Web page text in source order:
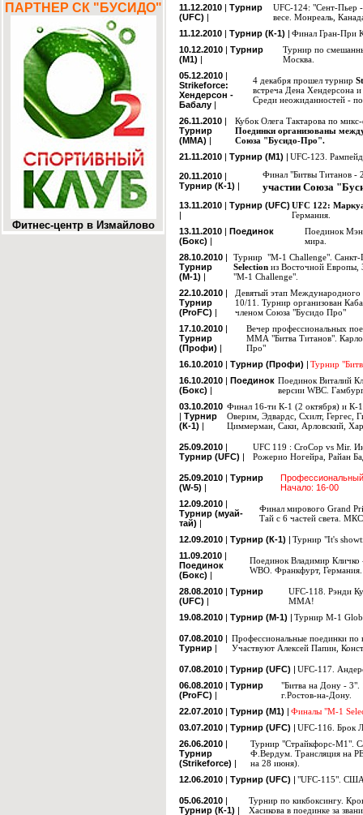
ПАРТНЕР СК "БУСИДО"
Фитнес-центр в Измайлово
11.12.2010 | Турнир
(UFC) |
UFC-124: "Сент-Пьер
весе. Монреаль,
11.12.2010 | Турнир (К-1) | Финал Гран-При
10.12.2010 | Турнир
(М1) |
Турнир по
Москва.
05.12.2010 |
Strikeforce:
Хендерсон -
Бабалу |
4 декабря прошел турнир
встреча Дена Хендерсона
Среди неожиданностей -
26.11.2010 |
Турнир
(ММА) |
Кубок Олега Тактарова по
Поединки организованы
Союза "Бусидо-Про".
21.11.2010 | Турнир (М1) | UFC-123.
20.11.2010 |
Турнир (К-1) |
Финал "Битвы Титанов -
участии Союза
13.11.2010 | Турнир (UFC)
|
UFC 122:
Германия.
13.11.2010 | Поединок
(Бокс) |
Поединок
мира.
28.10.2010 |
Турнир
(М-1) |
Турнир "M-1 Challenge".
Selection из Восточной Европы,
"M-1 Challenge".
22.10.2010 |
Турнир
(ProFC) |
Девятый этап
10/11. Турнир организован
членом Союза "Бусидо Про"
17.10.2010 |
Турнир
(Профи) |
Вечер профессиональных
ММА "Битва Титанов".
Про"
16.10.2010 | Турнир (Профи) | Турнир
16.10.2010 | Поединок
(Бокс) |
Поединок Виталий
версии WBС.
03.10.2010
| Турнир
(К-1) |
Финал 16-ти К-1 (2 октября) и К-
Оверим, Эдвардс, Схилт, Гергес,
Циммерман, Саки, Арловский,
25.09.2010 |
Турнир (UFC) |
UFC 119 : CroCop vs Mir.
Рожерио Ногейра, Райан
25.09.2010 | Турнир
(W-5) |
Начало: 16-00
12.09.2010 |
Турнир (муай-
тай) |
Финал мирового Grand
Тай с 6 частей света.
12.09.2010 | Турнир (К-1) | Турнир "It's
11.09.2010 |
Поединок
(Бокс) |
Поединок Владимир Кличко
WBO. Франкфурт,
28.08.2010 | Турнир
(UFC) |
UFC-118. Рэнди
ММА!
19.08.2010 | Турнир (М-1) | Турнир М-1
07.08.2010 |
Турнир |
Профессиональные поединки по
Участвуют Алексей Папин,
07.08.2010 | Турнир (UFC) | UFC-117.
06.08.2010 | Турнир
(ProFC) |
"Битва на Дону - 3".
г.Ростов-на-Дону.
22.07.2010 | Турнир (М1) | Финалы "М-1
03.07.2010 | Турнир (UFC) | UFC-116. Брок
26.06.2010 |
Турнир
(Strikeforce) |
Турнир "Страйкфорс-М1".
Ф.Вердум. Трансляция на
на 28 июня).
12.06.2010 | Турнир (UFC) | "UFC-115".
05.06.2010 |
Турнир (К-1) |
Турнир по кикбоксингу.
Хасикова в поединке за